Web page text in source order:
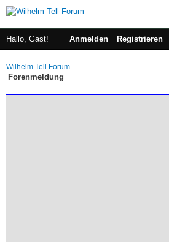
Hallo, Gast! Anmelden Registrieren
Wilhelm Tell Forum
Forenmeldung